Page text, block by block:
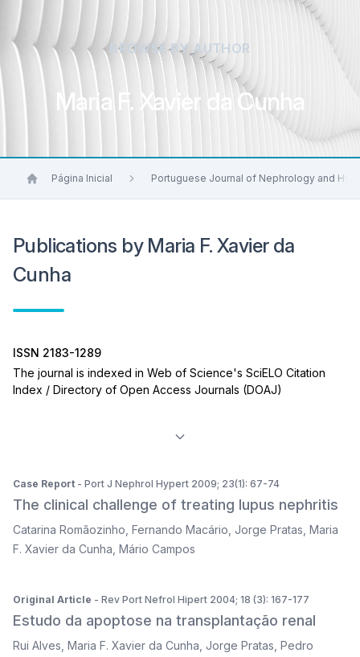
BROWSE BY AUTHOR
Maria F. Xavier da Cunha
Página Inicial Portuguese Journal of Nephrology and
Publications by Maria F. Xavier da
Cunha
ISSN 2183-1289
The journal is indexed in Web of Science's SciELO Citation
Index / Directory of Open Access Journals (DOAJ)
Case Report - Port J Nephrol Hypert 2009; 23(1): 67-74
The clinical challenge of treating lupus nephritis
Catarina Romãozinho Fernando Macário Jorge Pratas Maria
F. Xavier da Cunha Mário Campos
Original Article - Rev Port Nefrol Hipert 2004; 18 (3): 167-177
Estudo da apoptose na transplantação renal
Rui Alves Maria F. Xavier da Cunha Jorge Pratas Pedro